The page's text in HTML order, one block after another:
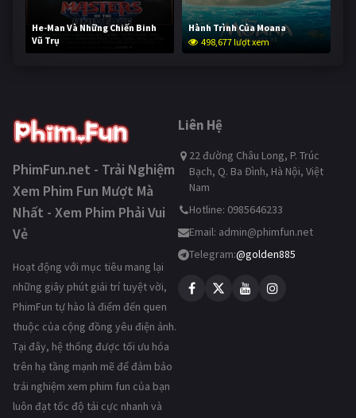
He-Man Và Những Chiến Binh
Vũ Trụ
248,146 lượt xem
Hành Trình Của Moana
498,677 lượt xem
PhimFun.net - Trải Nghiệm
Xem Phim Fun Mượt Mà
Nhất - Xem Phim Phải Vui
Vẻ
Hoạt động với mục tiêu mang lại
những giây phút giải trí tuyệt vời,
PhimFun tự hào là điểm đến quen
thuộc của cộng đồng yêu điện ảnh.
Tại đây, hệ thống được tối ưu hóa
trên hạ tầng mạnh mẽ để đảm bảo
trải nghiệm xem phim fun của bạn
luôn đạt tốc độ tải cực nhanh và
Liên Hệ
22 đường Châu Long, P. Trúc
Bạch, Q. Ba Đình, Hà Nội, Việt
Nam
Hotline: 0985646233
Email: admin@phimfun.net
Telegram:@golden885